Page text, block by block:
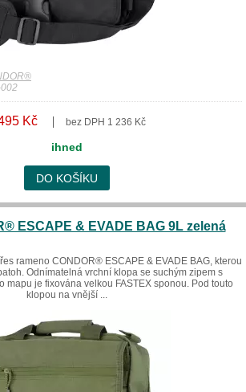
Kč bez DPH 1 236 Kč
ihned
DO KOŠÍKU
ESCAPE & EVADE BAG 9L zelená
rameno CONDOR® ESCAPE & EVADE BAG, kterou
Odnímatelná vrchní klopa se suchým zipem s
mapu je fixována velkou FASTEX sponou. Pod touto
klopou na vnější ...